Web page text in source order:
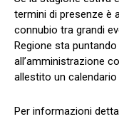
termini di presenze è
connubio tra grandi
Regione sta
all’amministrazione
allestito un
Per informazioni